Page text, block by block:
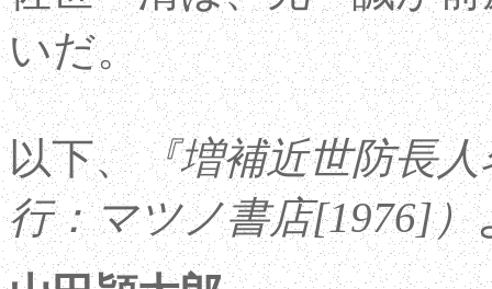
いだ。
以下、『増補近世防長
行：マツノ書店[1976]）